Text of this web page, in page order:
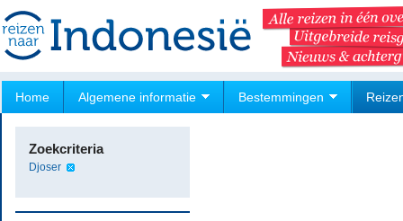
Home Algemene informatie Bestemmingen
Zoekcriteria
Djoser